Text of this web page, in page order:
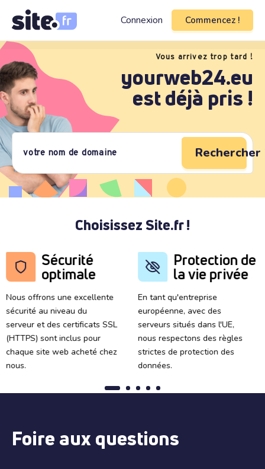
Connexion Commencez !
Vous arrivez trop tard !
yourweb24.eu
est déjà pris !
Rechercher
Choisissez Site.fr !
Sécurité
optimale
Nous offrons une excellente
sécurité au niveau du
serveur et des certificats SSL
(HTTPS) sont inclus pour
chaque site web acheté chez
nous.
Protection de
la vie privée
En tant qu'entreprise
européenne, avec des
serveurs situés dans l'UE,
nous respectons des règles
strictes de protection des
données.
Foire aux questions